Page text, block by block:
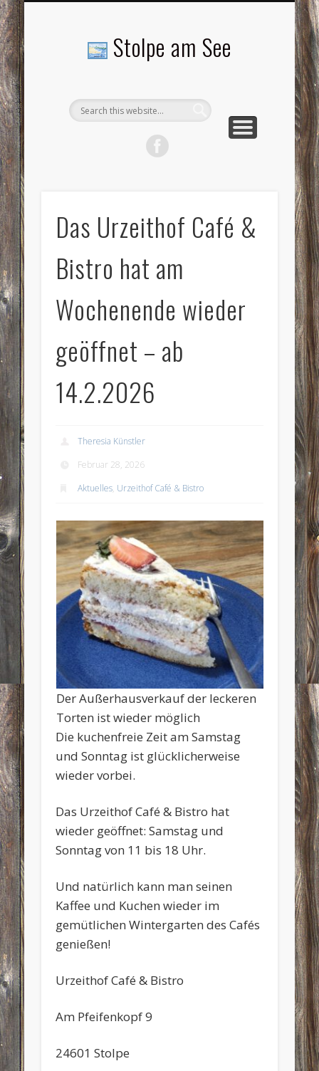
Stolpe am See
Das Urzeithof Café &
Bistro hat am
Wochenende wieder
geöffnet – ab
14.2.2026
Theresia Künstler
Februar 28, 2026
Aktuelles, Urzeithof Café & Bistro
Der Außerhausverkauf der leckeren
Torten ist wieder möglich
Die kuchenfreie Zeit am Samstag
und Sonntag ist glücklicherweise
wieder vorbei.
Das Urzeithof Café & Bistro hat
wieder geöffnet: Samstag und
Sonntag von 11 bis 18 Uhr.
Und natürlich kann man seinen
Kaffee und Kuchen wieder im
gemütlichen Wintergarten des Cafés
genießen!
Urzeithof Café & Bistro
Am Pfeifenkopf 9
24601 Stolpe